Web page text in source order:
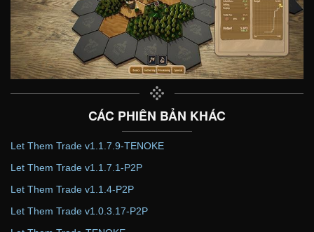
CÁC PHIÊN BẢN KHÁC
Let Them Trade v1.1.7.9-TENOKE
Let Them Trade v1.1.7.1-P2P
Let Them Trade v1.1.4-P2P
Let Them Trade v1.0.3.17-P2P